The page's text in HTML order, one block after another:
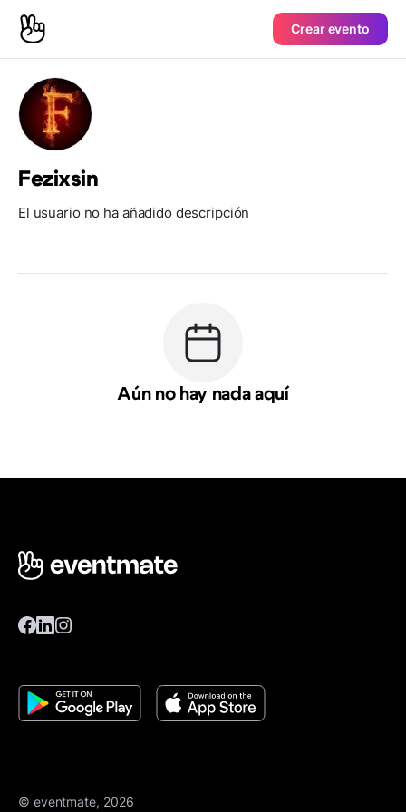
Crear evento
Fezixsin
El usuario no ha añadido descripción
Aún no hay nada aquí
© eventmate, 2026